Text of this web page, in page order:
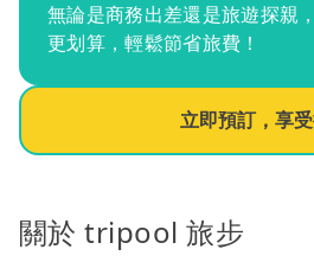
無論是商務出差還是旅遊探親
更划算，輕鬆節省旅費！
立即預訂，享
關於 tripool 旅步